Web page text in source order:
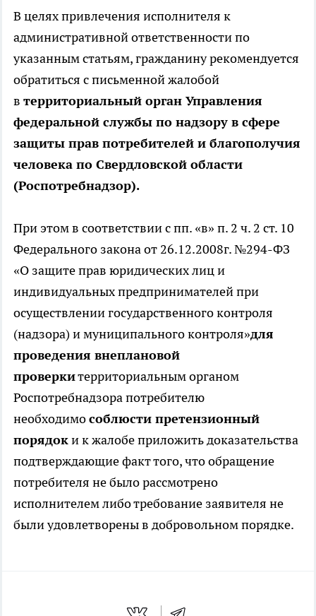
В целях привлечения исполнителя к
административной ответственности по
указанным статьям, гражданину рекомендуется
обратиться с письменной жалобой
в территориальный орган Управления
федеральной службы по надзору в сфере
защиты прав потребителей и благополучия
человека по Свердловской области
(Роспотребнадзор).
При этом в соответствии с пп. «в» п. 2 ч. 2 ст. 10
Федерального закона от 26.12.2008г. №294-ФЗ
«О защите прав юридических лиц и
индивидуальных предпринимателей при
осуществлении государственного контроля
(надзора) и муниципального контроля»для
проведения внеплановой
проверкитерриториальным органом
Роспотребнадзора потребителю
необходимособлюсти претензионный
порядоки к жалобе приложить доказательства
подтверждающие факт того, что обращение
потребителя не было рассмотрено
исполнителем либо требование заявителя не
были удовлетворены в добровольном порядке.